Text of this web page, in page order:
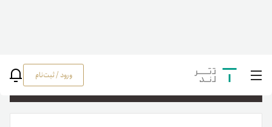
ورود / ثبت‌نام